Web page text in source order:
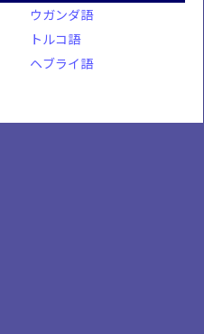
ウガンダ語
トルコ語
ヘブライ語